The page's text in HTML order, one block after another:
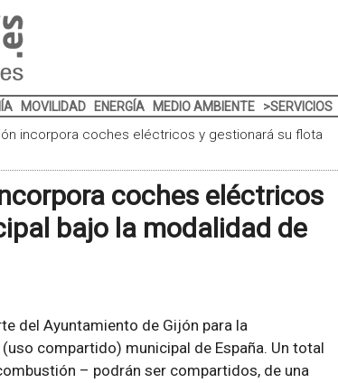
MOVILIDAD ENERGÍA MEDIO AMBIENTE >SERVICIOS
incorpora coches eléctricos y gestionará su flota
coches eléctricos
bajo la modalidad de
del Ayuntamiento de Gijón para la
compartido) municipal de España. Un total
– podrán ser compartidos, de una